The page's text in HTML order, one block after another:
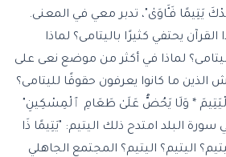
يَتِيمًا فَـَٔاوَىٰ"، تدبر معي في المعنى.
القرآن يحتفي كثيرًا باليتامى؟ لماذا
لماذا في أكثر من موضع نعى على
الذين ما كانوا يعرفون حقوقًا لليتامى؟
* وَلَا يَحُضُّ عَلَىٰ طَعَامِ ٱلْمِسْكِينِ"
سورة البلد امتدح ذلك اليتيم: "يَتِيمًا ذَا
اليتيم؟ اليتيم؟ المجتمع الجاهلي